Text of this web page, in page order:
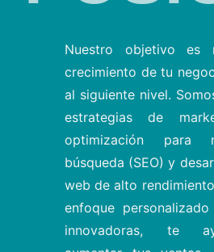
Nuestro objetivo es
crecimiento de tu
al siguiente nivel.
estrategias de
optimización para
búsqueda (SEO) y
web de alto
enfoque
innovadoras, te